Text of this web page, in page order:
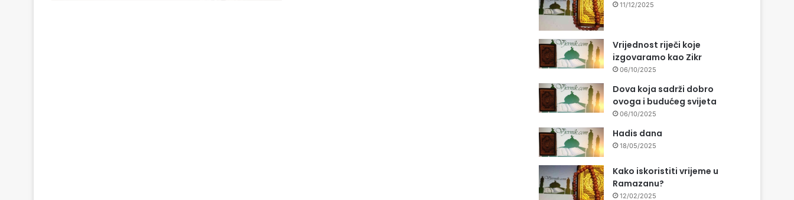
11/12/2025
Vrijednost riječi koje
izgovaramo kao Zikr
06/10/2025
Dova koja sadrži dobro
ovoga i budućeg svijeta
06/10/2025
Hadis dana
18/05/2025
Kako iskoristiti vrijeme u
Ramazanu?
12/02/2025